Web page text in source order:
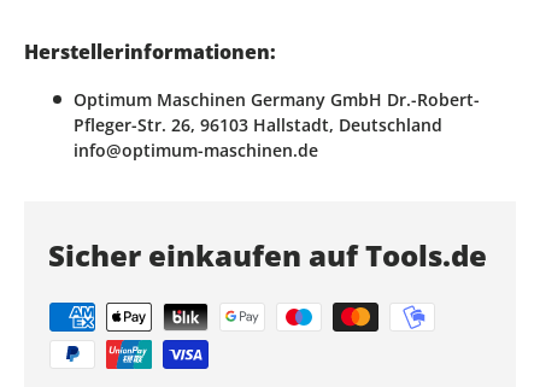
Herstellerinformationen:
Optimum Maschinen Germany GmbH Dr.-Robert-
Pfleger-Str. 26, 96103 Hallstadt, Deutschland
info@optimum-maschinen.de
Sicher einkaufen auf Tools.de